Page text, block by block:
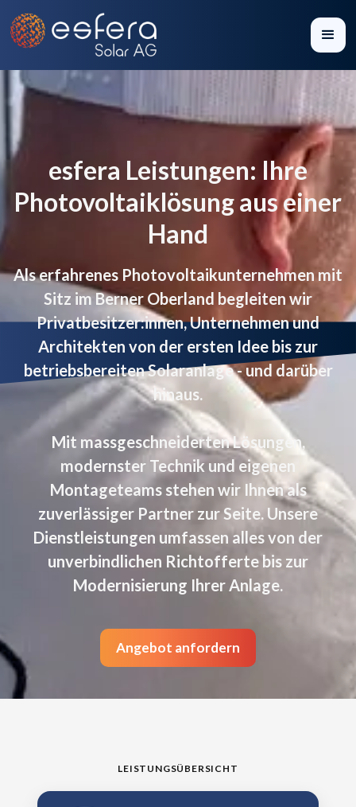
esfera Leistungen: Ihre
Photovoltaiklösung aus einer
Hand
Als erfahrenes Photovoltaikunternehmen mit
Sitz im Berner Oberland begleiten wir
Privatbesitzer:innen, Unternehmen und
Architekten von der ersten Idee bis zur
betriebsbereiten Solaranlage - und darüber
hinaus.
Mit massgeschneiderten Lösungen,
modernster Technik und eigenen
Montageteams stehen wir Ihnen als
zuverlässiger Partner zur Seite. Unsere
Dienstleistungen umfassen alles von der
unverbindlichen Richtofferte bis zur
Modernisierung Ihrer Anlage.
Angebot anfordern
LEISTUNGSÜBERSICHT